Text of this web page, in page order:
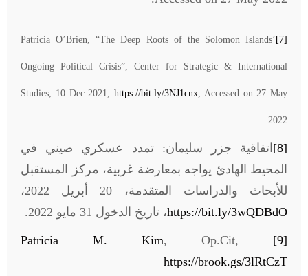
[7]
Patricia O’Brien, “The Deep Roots of the Solomon Islands’
Ongoing Political Crisis”, Center for Strategic & International
Studies, 10 Dec 2021, https://bit.ly/3NJ1cnx, Accessed on 27 May
2022.
[8] اتفاقية جزر سليمان: تمدد عسكري صيني في
المحيط الهادئ يواجه بمعارضة غربية، مركز المستقبل
للأبحاث والدراسات المتقدمة، 20 أبريل 2022،
https://bit.ly/3wQDBdO، تاريخ الدخول 31 مايو 2022.
[9]
Patricia M. Kim, Op.Cit,
https://brook.gs/3lRtCzT